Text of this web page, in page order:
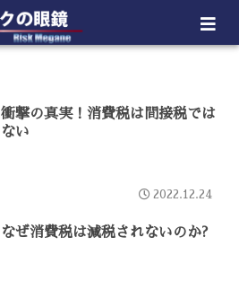
衝撃の真実！消費税は間接税では
ない
2022.12.24
なぜ消費税は減税されないのか?